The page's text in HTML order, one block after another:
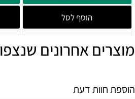
הוסף לסל
מוצרים אחרונים שנצפו
הוספת חוות דעת